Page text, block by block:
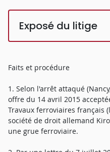
Exposé du litige
Faits et procédure
1. Selon l'arrêt attaqué
offre du 14 avril 2015
Travaux ferroviaires français
société de droit allemand
une grue ferroviaire.